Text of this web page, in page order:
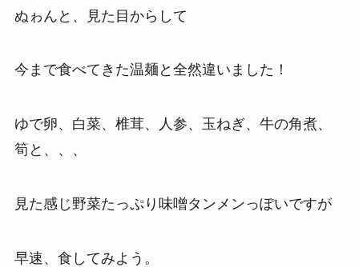
ぬゎんと、見た目からして
今まで食べてきた温麺と全然違いました！
ゆで卵、白菜、椎茸、人参、玉ねぎ、牛の角煮、
筍と、、、
見た感じ野菜たっぷり味噌タンメンっぽいですが
早速、食してみよう。